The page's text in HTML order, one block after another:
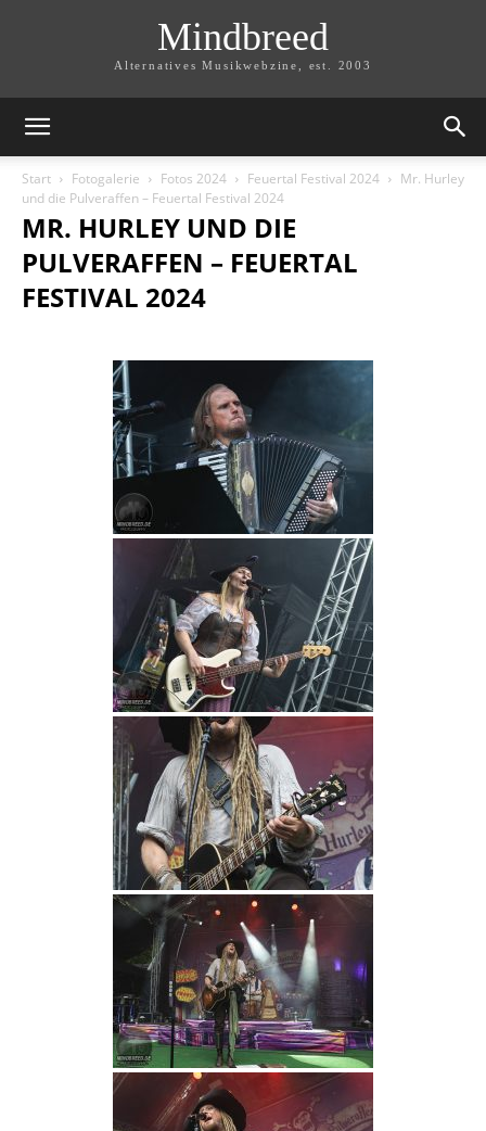
Mindbreed
Alternatives Musikwebzine, est. 2003
Start Fotogalerie Fotos 2024 Feuertal Festival 2024
Mr. Hurley
und die Pulveraffen – Feuertal Festival 2024
MR. HURLEY UND DIE
PULVERAFFEN – FEUERTAL
FESTIVAL 2024